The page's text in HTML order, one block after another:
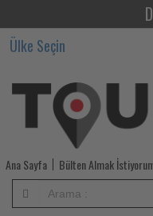
Ege
turizmi
sağlık
turizmini
yeni
büyüme
Ülke Seçin
Ana Sayfa Bülten Almak